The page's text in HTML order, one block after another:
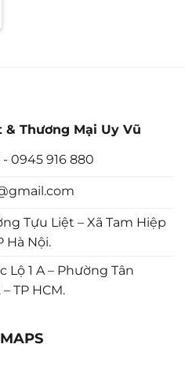
& Thương Mại Uy Vũ
0945 916 880
Tựu Liệt – Xã Tam Hiệp
Hà Nội.
Lộ 1 A – Phường Tân
TP HCM.
MAPS